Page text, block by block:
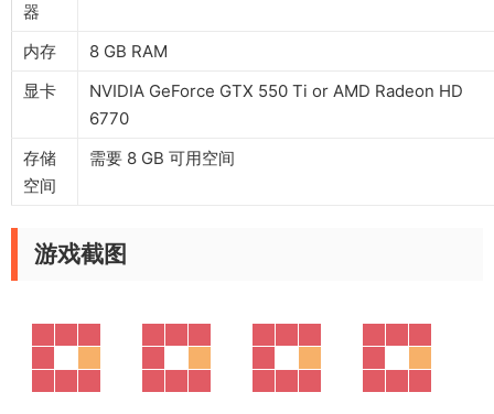
器
内存
8 GB RAM
显卡
NVIDIA GeForce GTX 550 Ti or AMD Radeon HD
6770
存储
空间
需要 8 GB 可用空间
游戏截图